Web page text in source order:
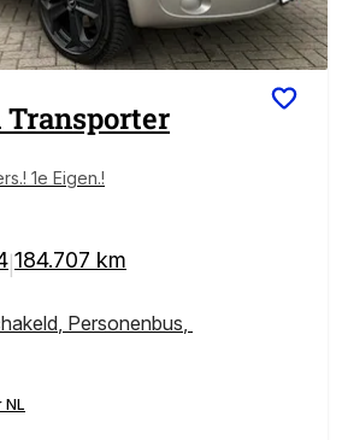
Transporter
1e Eigen.!
184.707 km
, Personenbus,
NL